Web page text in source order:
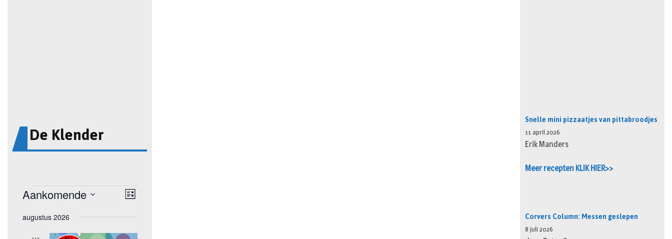
De Klender
Snelle mini pizzaatjes van pittabroodjes
11 april 2026
Erik Manders
Meer recepten KLIK HIER>>
Corvers Column: Messen geslepen
8 juli 2026